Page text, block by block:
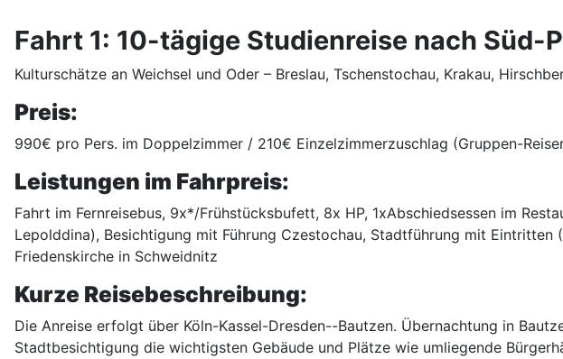
Fahrt 1: 10-tägige Studienreise nach Süd-
Kulturschätze an Weichsel und Oder – Breslau, Tschenstochau, Krakau,
Preis:
990€ pro Pers. im Doppelzimmer / 210€ Einzelzimmerzuschlag (Gruppen-
Leistungen im Fahrpreis:
Fahrt im Fernreisebus, 9x*/Frühstücksbufett, 8x HP, 1xAbschiedsessen im
Lepolddina), Besichtigung mit Führung Czestochau, Stadtführung mit
Friedenskirche in Schweidnitz
Kurze Reisebeschreibung:
Die Anreise erfolgt über Köln-Kassel-Dresden--Bautzen. Übernachtung in
Stadtbesichtigung die wichtigsten Gebäude und Plätze wie umliegende